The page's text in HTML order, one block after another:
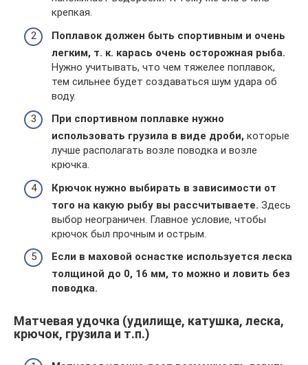
крепкая.
Поплавок должен быть спортивным и очень
легким, т. к. карась очень осторожная рыба.
Нужно учитывать, что чем тяжелее поплавок,
тем сильнее будет создаваться шум удара об
воду.
При спортивном поплавке нужно
использовать грузила в виде дроби, которые
лучше располагать возле поводка и возле
крючка.
Крючок нужно выбирать в зависимости от
того на какую рыбу вы рассчитываете. Здесь
выбор неограничен. Главное условие, чтобы
крючок был прочным и острым.
Если в маховой оснастке используется леска
толщиной до 0, 16 мм, то можно и ловить без
поводка.
Матчевая удочка (удилище, катушка, леска,
крючок, грузила и т.п.)